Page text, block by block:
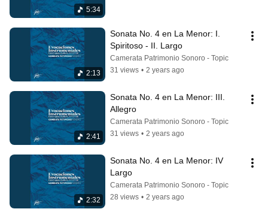
5:34
2:13
Sonata No. 4 en La Menor: I.
Spiritoso - II. Largo
Camerata Patrimonio Sonoro - Topic
31 views • 2 years ago
2:41
Sonata No. 4 en La Menor: III.
Allegro
Camerata Patrimonio Sonoro - Topic
31 views • 2 years ago
2:32
Sonata No. 4 en La Menor: IV
Largo
Camerata Patrimonio Sonoro - Topic
28 views • 2 years ago